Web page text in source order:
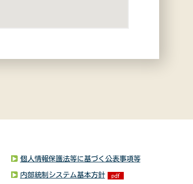
個人情報保護法等に基づく公表事項等
内部統制システム基本方針